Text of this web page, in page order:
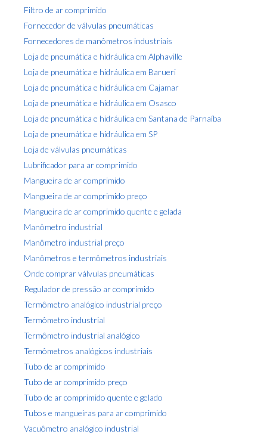
Filtro de ar comprimido
Fornecedor de válvulas pneumáticas
Fornecedores de manômetros industriais
Loja de pneumática e hidráulica em Alphaville
Loja de pneumática e hidráulica em Barueri
Loja de pneumática e hidráulica em Cajamar
Loja de pneumática e hidráulica em Osasco
Loja de pneumática e hidráulica em Santana de Parnaíba
Loja de pneumática e hidráulica em SP
Loja de válvulas pneumáticas
Lubrificador para ar comprimido
Mangueira de ar comprimido
Mangueira de ar comprimido preço
Mangueira de ar comprimido quente e gelada
Manômetro industrial
Manômetro industrial preço
Manômetros e termômetros industriais
Onde comprar válvulas pneumáticas
Regulador de pressão ar comprimido
Termômetro analógico industrial preço
Termômetro industrial
Termômetro industrial analógico
Termômetros analógicos industriais
Tubo de ar comprimido
Tubo de ar comprimido preço
Tubo de ar comprimido quente e gelado
Tubos e mangueiras para ar comprimido
Vacuômetro analógico industrial